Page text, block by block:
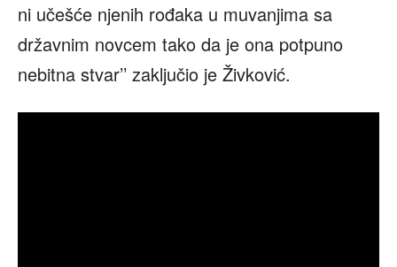
ni učešće njenih rođaka u muvanjima sa
državnim novcem tako da je ona potpuno
nebitna stvar’’ zaključio je Živković.